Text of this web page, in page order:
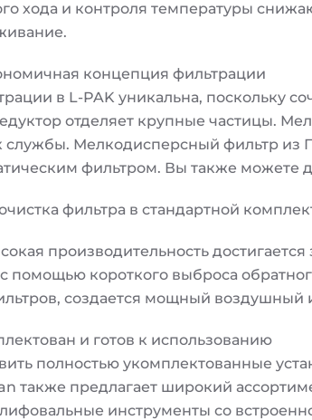
хода и контроля температуры
концепция фильтрации
в L-PAK уникальна, поскольку
отделяет крупные частицы.
службы. Мелкодисперсный фильтр из
фильтром. Вы также
фильтра в стандартной
производительность
помощью короткого выброса
создается мощный
и готов к использованию
полностью укомплектованные
также предлагает широкий
инструменты со